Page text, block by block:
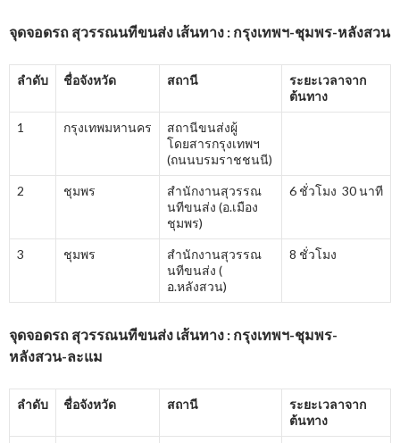
จุดจอดรถ สุวรรณนทีขนส่ง เส้นทาง : กรุงเทพฯ-ชุมพร-หลังสวน
ลำดับ ชื่อจังหวัด สถานี
ระยะเวลาจาก
ต้นทาง
1 กรุงเทพมหานคร
สถานีขนส่งผู้
โดยสารกรุงเทพฯ
(ถนนบรมราชชนนี)
2 ชุมพร
สำนักงานสุวรรณ
นทีขนส่ง (อ.เมือง
ชุมพร)
6 ชั่วโมง 30 นาที
3 ชุมพร
สำนักงานสุวรรณ
นทีขนส่ง (
อ.หลังสวน)
8 ชั่วโมง
จุดจอดรถ สุวรรณนทีขนส่ง เส้นทาง : กรุงเทพฯ-ชุมพร-
หลังสวน-ละแม
ลำดับ ชื่อจังหวัด สถานี
ระยะเวลาจาก
ต้นทาง